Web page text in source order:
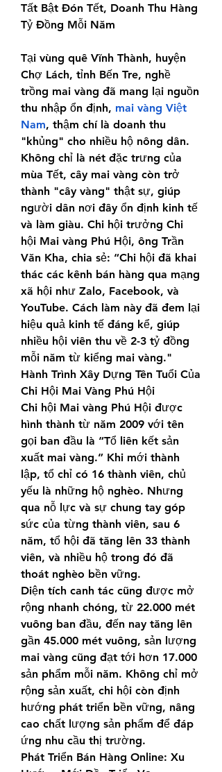
Tất Bật Đón Tết, Doanh Thu Hàng
Tỷ Đồng Mỗi Năm
Tại vùng quê Vĩnh Thành, huyện
Chợ Lách, tỉnh Bến Tre, nghề
trồng mai vàng đã mang lại nguồn
thu nhập ổn định, mai vàng Việt
Nam, thậm chí là doanh thu
"khủng" cho nhiều hộ nông dân.
Không chỉ là nét đặc trưng của
mùa Tết, cây mai vàng còn trở
thành "cây vàng" thật sự, giúp
người dân nơi đây ổn định kinh tế
và làm giàu. Chi hội trưởng Chi
hội Mai vàng Phú Hội, ông Trần
Văn Kha, chia sẻ: “Chi hội đã khai
thác các kênh bán hàng qua mạng
xã hội như Zalo, Facebook, và
YouTube. Cách làm này đã đem lại
hiệu quả kinh tế đáng kể, giúp
nhiều hội viên thu về 2-3 tỷ đồng
mỗi năm từ kiểng mai vàng."
Hành Trình Xây Dựng Tên Tuổi Của
Chi Hội Mai Vàng Phú Hội
Chi hội Mai vàng Phú Hội được
hình thành từ năm 2009 với tên
gọi ban đầu là “Tổ liên kết sản
xuất mai vàng.” Khi mới thành
lập, tổ chỉ có 16 thành viên, chủ
yếu là những hộ nghèo. Nhưng
qua nỗ lực và sự chung tay góp
sức của từng thành viên, sau 6
năm, tổ hội đã tăng lên 33 thành
viên, và nhiều hộ trong đó đã
thoát nghèo bền vững.
Diện tích canh tác cũng được mở
rộng nhanh chóng, từ 22.000 mét
vuông ban đầu, đến nay tăng lên
gần 45.000 mét vuông, sản lượng
mai vàng cũng đạt tới hơn 17.000
sản phẩm mỗi năm. Không chỉ mở
rộng sản xuất, chi hội còn định
hướng phát triển bền vững, nâng
cao chất lượng sản phẩm để đáp
ứng nhu cầu thị trường.
Phát Triển Bán Hàng Online: Xu